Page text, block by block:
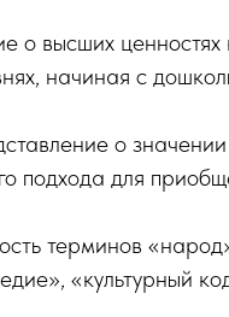
о высших
начиная с
о
подхода для
терминов
«культурный